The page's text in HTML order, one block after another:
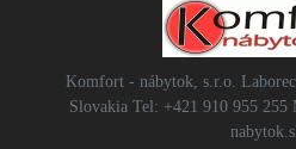
Komfort - nábytok, s.r.o.
Slovakia Tel: +421 910 955